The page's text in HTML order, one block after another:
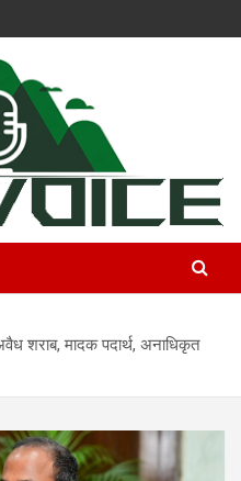
शराब, मादक पदार्थ, अनाधिकृत